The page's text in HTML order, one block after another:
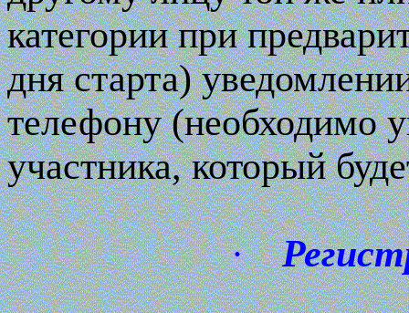
категории при
дня старта)
телефону (необходимо
участника, который
·